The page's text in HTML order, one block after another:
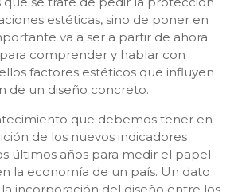
estéticas, sino de poner en
va a ser a partir de ahora
comprender y hablar con
factores estéticos que influyen
de un diseño concreto.
que debemos tener en
de los nuevos indicadores
últimos años para medir el papel
la economía de un país. Un dato
incorporación del diseño entre los